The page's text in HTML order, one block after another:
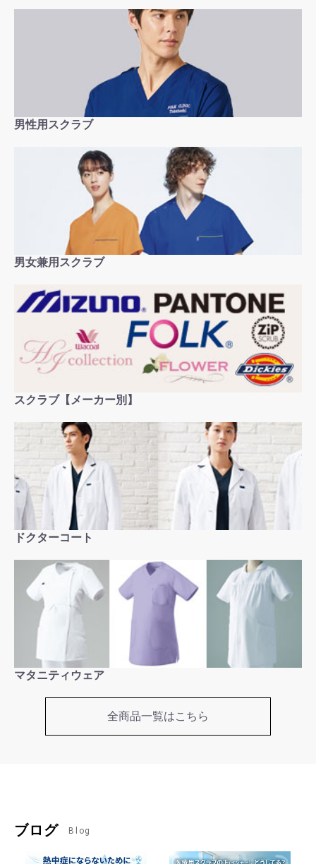
お買い物を続ける カートへ進む
男性用スクラブ
男女兼用スクラブ
スクラブ【メーカー別】
ドクターコート
マタニティウェア
全商品一覧はこちら
ブログ Blog